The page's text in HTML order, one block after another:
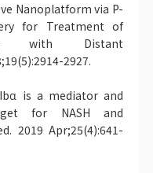
Nanoplatform via P-
for Treatment of
with Distant
2927.
is a mediator and
for NASH and
2019 Apr;25(4):641-